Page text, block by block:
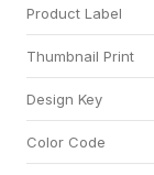
Product Label
Thumbnail Print
Design Key
Color Code